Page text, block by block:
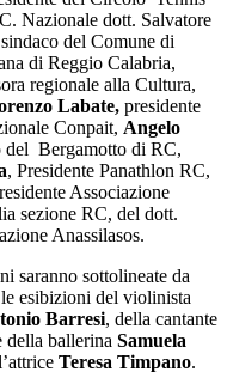
Nazionale dott. Salvatore
del Comune di
di Reggio Calabria,
regionale alla Cultura,
Labate, presidente
Conpait, Angelo
del Bergamotto di RC,
, Presidente Panathlon RC,
Associazione
sezione RC, del dott.
Anassilasos.
saranno sottolineate da
esibizioni del violinista
Barresi, della cantante
della ballerina Samuela
Teresa Timpano.